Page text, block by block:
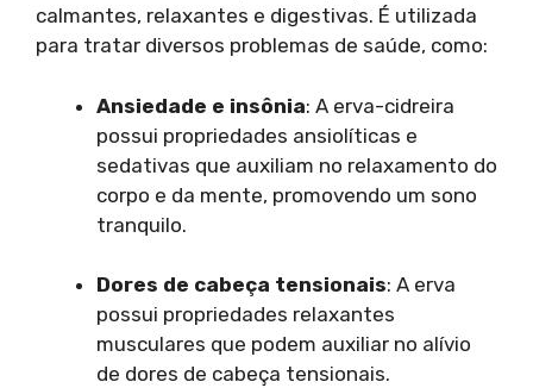
calmantes, relaxantes e digestivas. É utilizada
para tratar diversos problemas de saúde, como:
Ansiedade e insônia: A erva-cidreira
possui propriedades ansiolíticas e
sedativas que auxiliam no relaxamento do
corpo e da mente, promovendo um sono
tranquilo.
Dores de cabeça tensionais: A erva
possui propriedades relaxantes
musculares que podem auxiliar no alívio
de dores de cabeça tensionais.